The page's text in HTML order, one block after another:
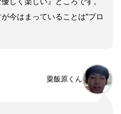
今はまっていることは”プロ
粟飯原くん